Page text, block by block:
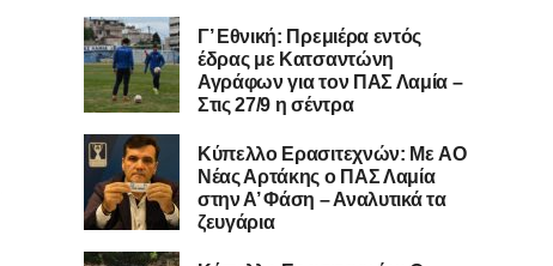
Γ’ Εθνική: Πρεμιέρα εντός
έδρας με Κατσαντώνη
Αγράφων για τον ΠΑΣ Λαμία –
Στις 27/9 η σέντρα
Kύπελλο Ερασιτεχνών: Με AO
Nέας Αρτάκης ο ΠΑΣ Λαμία
στην Α’ Φάση – Αναλυτικά τα
ζευγάρια